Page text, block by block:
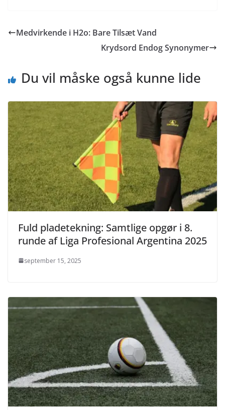
Medvirkende i H2o: Bare Tilsæt Vand
Krydsord Endog Synonymer
Du vil måske også kunne lide
Fuld pladetekning: Samtlige opgør i 8.
runde af Liga Profesional Argentina 2025
september 15, 2025